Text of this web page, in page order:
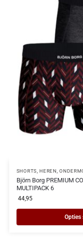
SHORTS ,HEREN ,
Björn Borg PREMIUM
MULTIPACK 6
44,95
Opties